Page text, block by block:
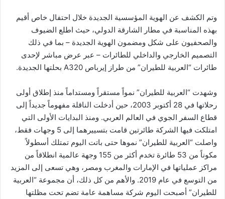
وتم الكشف عن الهوية المؤسسية الجديدة خلال احتفال خاص أقيم
بهذه المناسبة في مطار الشارقة الدولي، حيث اطلع الضيوف
والصحفيون على شكل ومضمون الهوية الجديدة – بما في ذلك
التصميم الخارجي والداخلي للطائرات – عبر عرض مباشر لإحدى
طائرات “العربية للطيران” من طراز إيرباص A320 بحلتها الجديدة.
وشهدت “العربية للطيران” نمواً مستقراً ومستداماً منذ إطلاق أولى
رحلاتها في 28 أكتوبر 2003، حين أدخلت الناقلة مفهوماً جديداً إلى
قطاع السفر الجوي في العالم العربي. ومنذ البدايات الأولى التي
امتلكت فيها الشركة طائرتين قامت بتسييرهما إلى 5 وجهات فقط،
واصلت “العربية للطيران” نموها حتى باتت اليوم تمتلك أسطولاً
مكوناً من 53
طائرة تخدم أكثر من 155 وجهة عالمية انطلاقاً من
مراكز عملياتها في الإمارات والمغرب ومصر، وهي تسعى إلى المزيد
من التوسع في عام 2019. والأهم من كل ذلك، أن مجموعة “العربية
للطيران” أصبحت اليوم شركة مساهمة عامة تضم تحت مظلتها